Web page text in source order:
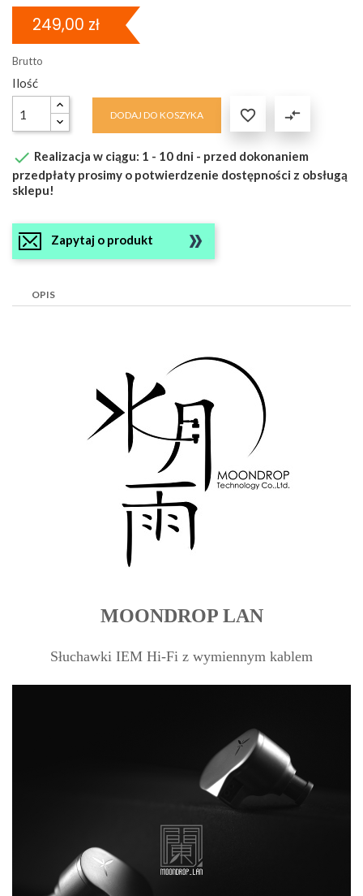
249,00 zł
Brutto
Ilość
DODAJ DO KOSZYKA  compare_arrows
 Realizacja w ciągu: 1 - 10 dni - przed dokonaniem
przedpłaty prosimy o potwierdzenie dostępności z obsługą
sklepu!
Zapytaj o produkt
OPIS
MOONDROP LAN
Słuchawki IEM Hi-Fi z wymiennym kablem